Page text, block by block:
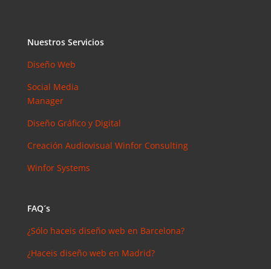
Nuestros Servicios
Diseño Web
Social Media
Manager
Diseño Gráfico y Digital
Creación Audiovisual Winfor Consulting
Winfor Systems
FAQ´s
¿Sólo haceis diseño web en Barcelona?
¿Haceis diseño web en Madrid?